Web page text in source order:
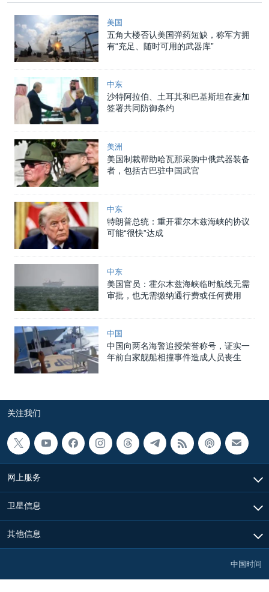
美国
五角大楼否认美国弹药短缺，称军方拥
有“充足、随时可用的武器库”
中东
沙特阿拉伯、土耳其和巴基斯坦在麦加
签署共同防御条约
美洲
美国制裁帮助哈瓦那采购中俄武器装备
者，包括古巴驻中国武官
中东
特朗普总统：重开霍尔木兹海峡的协议
可能“很快”达成
中东
美国官员：霍尔木兹海峡临时航线无需
审批，也无需缴纳通行费或任何费用
中国
中国向两名海警追授荣誉称号，证实一
年前自家舰船相撞事件造成人员丧生
关注我们
网上服务
卫星信息
其他信息
中国时间